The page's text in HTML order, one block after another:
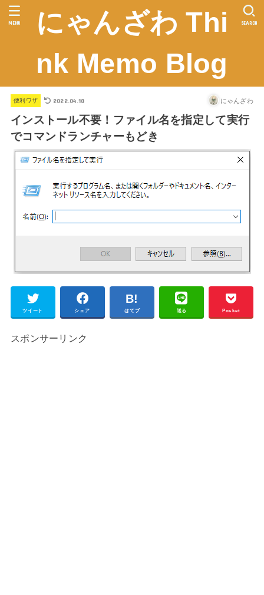
にゃんざわ Thi
nk Memo Blog
SEARCH
MENU
便利ワザ 2022.04.10 にゃんざわ
インストール不要！ファイル名を指定して実行
でコマンドランチャーもどき
ツイート シェア はてブ 送る Pocket
スポンサーリンク